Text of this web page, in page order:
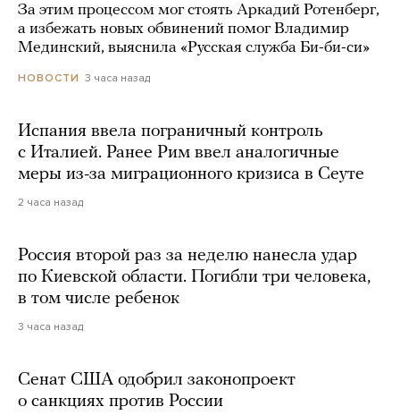
За этим процессом мог стоять Аркадий Ротенберг,
а избежать новых обвинений помог Владимир
Мединский, выяснила «Русская служба Би-би-си»
НОВОСТИ 3 часа назад
Испания ввела пограничный контроль
с Италией. Ранее Рим ввел аналогичные
меры из-за миграционного кризиса в Сеуте
2 часа назад
Россия второй раз за неделю нанесла удар
по Киевской области. Погибли три человека,
в том числе ребенок
3 часа назад
Сенат США одобрил законопроект
о санкциях против России